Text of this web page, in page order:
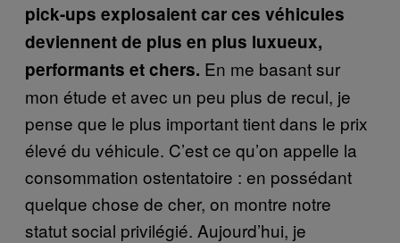
pick-ups explosaient car ces véhicules
deviennent de plus en plus luxueux,
performants et chers. En me basant sur
mon étude et avec un peu plus de recul, je
pense que le plus important tient dans le prix
élevé du véhicule. C’est ce qu’on appelle la
consommation ostentatoire : en possédant
quelque chose de cher, on montre notre
statut social privilégié. Aujourd’hui, je